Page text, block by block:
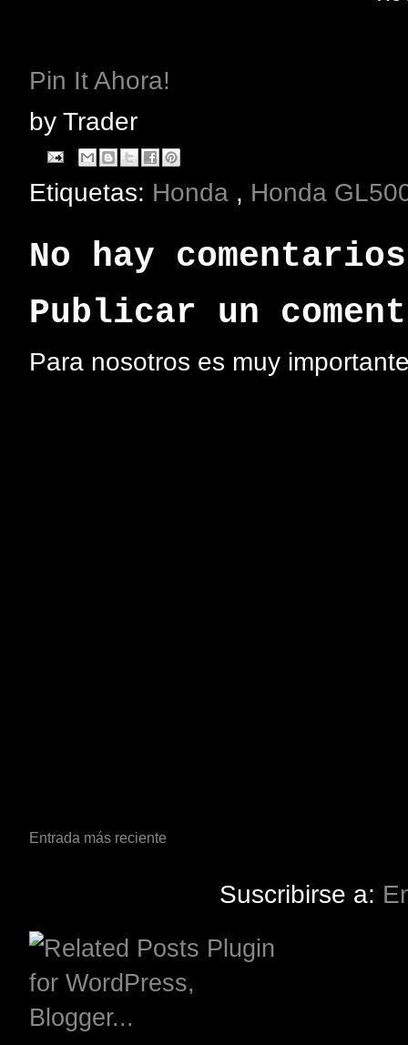
Pin It Ahora!
by Trader
Etiquetas: Honda , Honda
No hay
Publicar un
Para nosotros es muy
Entrada más reciente
Suscribirse a: